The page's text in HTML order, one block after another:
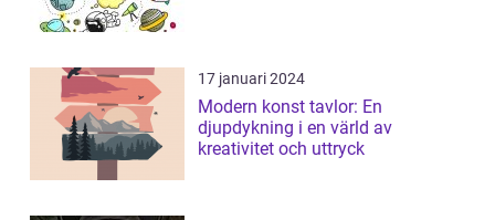
17 januari 2024
Modern konst tavlor: En
djupdykning i en värld av
kreativitet och uttryck